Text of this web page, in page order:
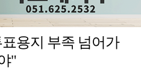
용지 부족 넘어가
"